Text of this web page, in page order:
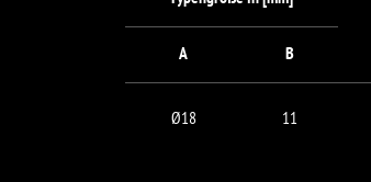
A
B
Ø18 11